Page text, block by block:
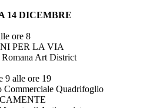
14 DICEMBRE
ore 8
PER LA VIA
Romana Art District
9 alle ore 19
Commerciale Quadrifoglio